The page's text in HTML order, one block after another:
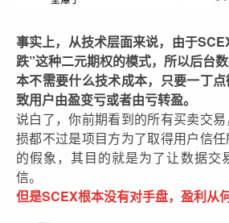
事实上，从技术层面来说，由于
跌”这种二元期权的模式，所以后台
本不需要什么技术成本，只要一丁
致用户由盈变亏或者由亏转盈。
说白了，你前期看到的所有买卖交
损都不过是项目方为了取得用户信
的假象，其目的就是为了让数据交
信。
但是SCEX根本没有对手盘，盈利从